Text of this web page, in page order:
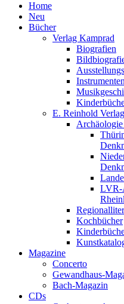
Home
Neu
Bücher
Verlag Kamprad
Biografien
E. Reinhold Verlag
LVR-
Kochbücher
Magazine
Concerto
Gewandhaus-
Bach-Magazin
CDs